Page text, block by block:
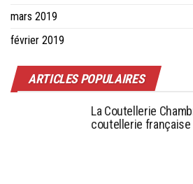
mars 2019
février 2019
ARTICLES POPULAIRES
La Coutellerie
coutellerie